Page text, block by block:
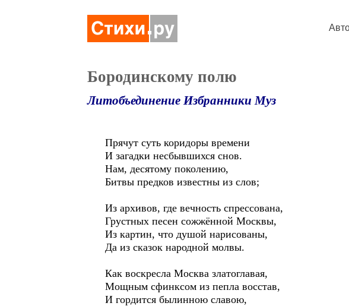
Бородинскому полю
Литобъединение Избранники Муз
Прячут суть коридоры времени
И загадки несбывшихся снов.
Нам, десятому поколению,
Битвы предков известны из слов;
Из архивов, где вечность спрессована,
Грустных песен сожжённой Москвы,
Из картин, что душой нарисованы,
Да из сказок народной молвы.
Как воскресла Москва златоглавая,
Мощным сфинксом из пепла восстав,
И гордится былинною славою,